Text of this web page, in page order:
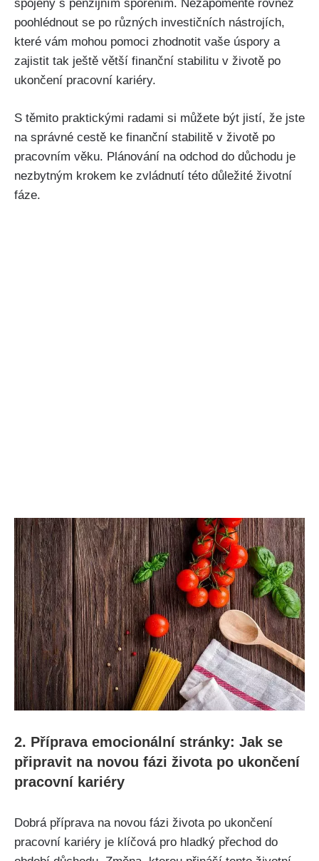
spojeny s penzijním spořením. Nezapomeňte rovněž
poohlédnout se po různých investičních nástrojích,
které vám mohou pomoci zhodnotit vaše úspory a
zajistit tak ještě větší finanční stabilitu v životě po
ukončení pracovní kariéry.
S těmito praktickými radami si můžete být jistí, že jste
na správné cestě ke finanční stabilitě v životě po
pracovním věku. Plánování na odchod do důchodu je
nezbytným krokem ke zvládnutí této důležité životní
fáze.
2. Příprava emocionální stránky: Jak se
připravit na novou fázi života po ukončení
pracovní kariéry
Dobrá příprava na novou fázi života po ukončení
pracovní kariéry je klíčová pro hladký přechod do